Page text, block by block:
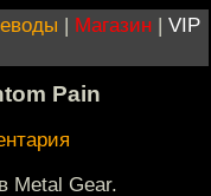
| Магазин | VIP
Pain
Metal Gear.